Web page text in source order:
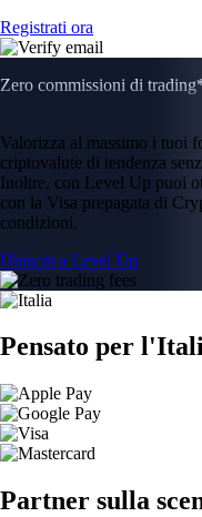
Registrati ora
Zero commissioni di
Valorizza al massimo i tuoi
criptovalute di tendenza
Inoltre, con Level Up puoi
con la Visa prepagata di
condizioni.
Unisciti a Level Up
Pensato per
Partner sulla